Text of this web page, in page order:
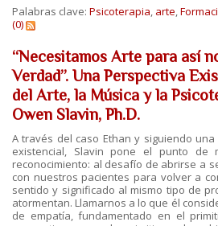
Palabras clave: Psicoterapia, arte,
(0)
“Necesitamos Arte para así
Verdad”. Una Perspectiva
del Arte, la Música y la
Owen Slavin, Ph.D.
A través del caso Ethan y siguiendo
existencial, Slavin pone el punto
reconocimiento: al desafío de abrirse a
con nuestros pacientes para volver a
sentido y significado al mismo tipo de
atormentan. Llamarnos a lo que él
de empatía, fundamentado en el